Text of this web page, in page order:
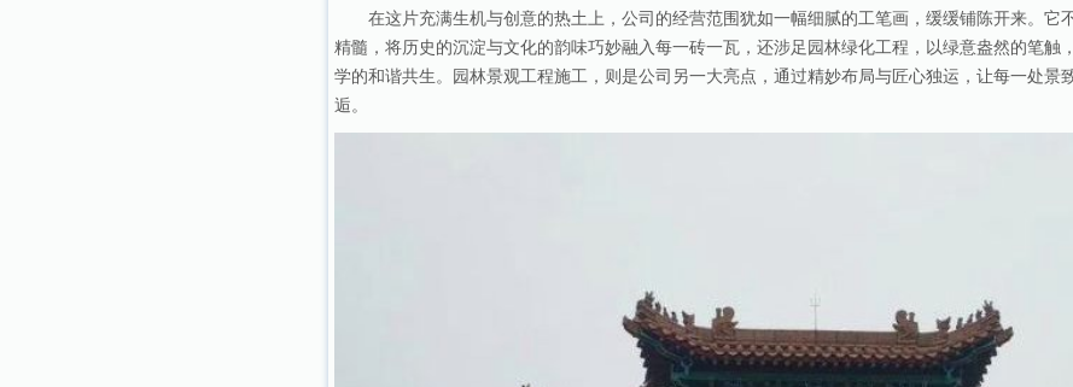
在这片充满生机与创意的热土上，公司的经营范围犹如一幅细腻的工笔画，缓缓铺陈开来。它
精髓，将历史的沉淀与文化的韵味巧妙融入每一砖一瓦，还涉足园林绿化工程，以绿意盎然的笔触
学的和谐共生。园林景观工程施工，则是公司另一大亮点，通过精妙布局与匠心独运，让每一处景
逅。